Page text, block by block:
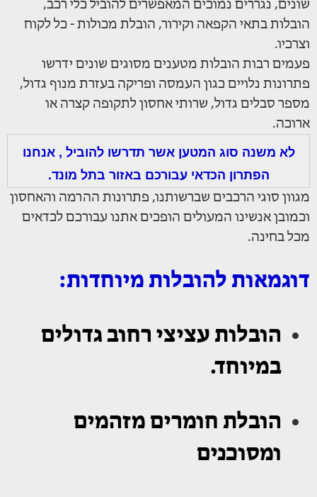
שונים, נגררים נמוכים המאפשרים להוביל כלי רכב,
הובלות בתאי הקפאה וקירור, הובלת מכולות - כל לקוח
וצרכיו.
פעמים רבות הובלות מטענים מסוגים שונים ידרשו
פתרונות נלויים כגון העמסה ופריקה בעזרת מנוף גדול,
מספר סבלים גדול, שרותי אחסון לתקופה קצרה או
ארוכה.
לא משנה סוג המטען אשר תדרשו להוביל , אנחנו
הפתרון הכדאי עבורכם באזור בתל מונד.
מגוון סוגי הרכבים שברשותנו, פתרונות ההרמה והאחסון
וכמובן אנשינו המעולים הופכים אתנו עבורכם לכדאים
מכל בחינה.
דוגמאות להובלות מיוחדות:
הובלות עציצי רחוב גדולים
במיוחד.
הובלת חומרים מזהמים
ומסוכנים